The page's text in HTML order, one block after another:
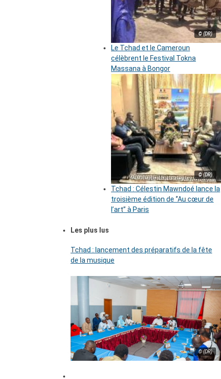
© (DR)
Le Tchad et le Cameroun
célèbrent le Festival Tokna
Massana à Bongor
© (DR)
Tchad : Célestin Mawndoé lance la
troisième édition de ‘’Au cœur de
l’art’’ à Paris
Les plus lus
Tchad : lancement des préparatifs de la fête
de la musique
© (DR)